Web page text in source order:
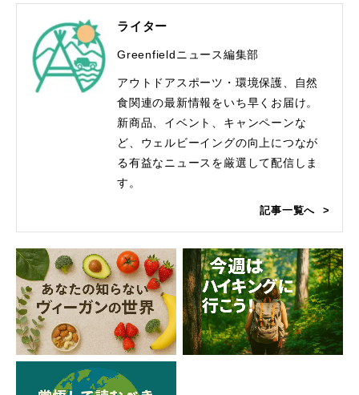
ライター
Greenfieldニュース編集部
アウトドアスポーツ・環境保護、自然
食関連の最新情報をいち早くお届け。
新商品、イベント、キャンペーンな
ど、ウェルビーイングの向上につなが
る有益なニュースを厳選して配信しま
す。
記事一覧へ